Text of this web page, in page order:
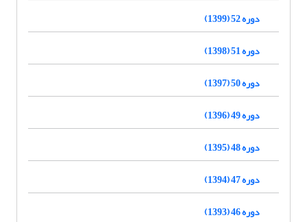
دوره 52 (1399)
دوره 51 (1398)
دوره 50 (1397)
دوره 49 (1396)
دوره 48 (1395)
دوره 47 (1394)
دوره 46 (1393)